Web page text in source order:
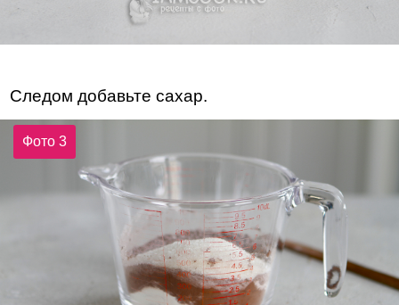
Следом добавьте сахар.
Фото 3